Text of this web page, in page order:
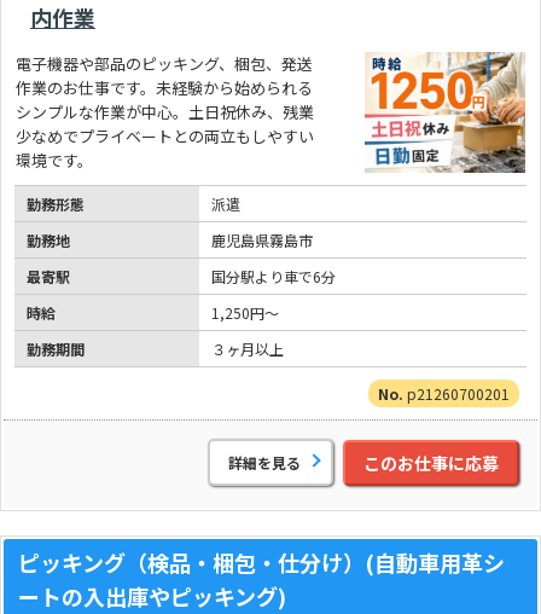
内作業
電子機器や部品のピッキング、梱包、発送
作業のお仕事です。未経験から始められる
シンプルな作業が中心。土日祝休み、残業
少なめでプライベートとの両立もしやすい
環境です。
勤務形態
派遣
勤務地
鹿児島県霧島市
最寄駅
国分駅より車で6分
時給
1,250円～
勤務期間
３ヶ月以上
p21260700201
詳細を見る このお仕事に応募
ピッキング（検品・梱包・仕分け）(自動車用革シ
ートの入出庫やピッキング)